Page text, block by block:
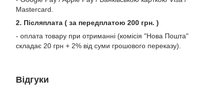
Mastercard.
2. Післяплата ( за передплатою 200 грн. )
- оплата товару при отриманні (комісія "Нова Пошта"
складає 20 грн + 2% від суми грошового переказу).
Відгуки